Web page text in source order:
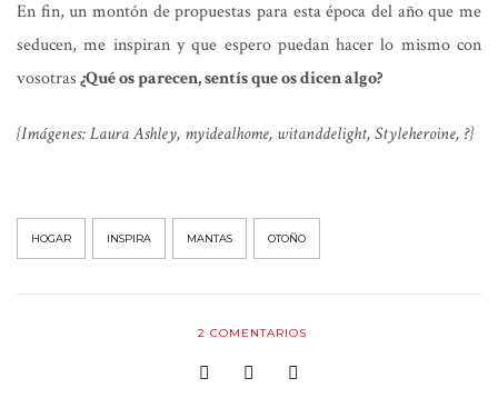
En fin, un montón de propuestas para esta época del año que me
seducen, me inspiran y que espero puedan hacer lo mismo con
vosotras¿Qué os parecen, sentís que os dicen algo?
{Imágenes: Laura Ashley, myidealhome, witanddelight, Styleheroine, ?}
HOGAR INSPIRA MANTAS OTOÑO
2 COMENTARIOS